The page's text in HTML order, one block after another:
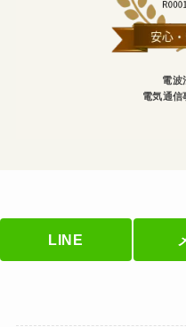
電波
電気通信
LINE